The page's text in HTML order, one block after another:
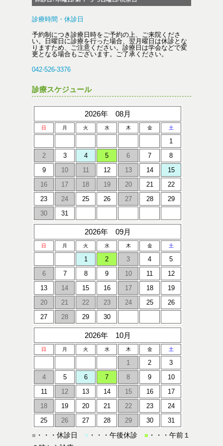
診療時間・休診日
予約制につき診療日時をご予約の上、ご来院くださ
い。日曜日に診療を行った場合、翌月曜日は休診とな
りますため、ご注意ください。診療日は学会などで変
更となる場合もございます。ご了承ください。
042-526-3376
診療スケジュール
2026年 08月
日 月 火 水 木 金 土
1
2
3 4 5 6 7
8
9
10 11 12 13 14
15
16
17 18 19 20 21
22
23
24 25 26 27 28
29
30
31
2026年 09月
日 月 火 水 木 金 土
1 2 3 4
5
6
7 8 9 10 11
12
13
14 15 16 17 18
19
20
21 22 23 24 25
26
27
28 29 30
2026年 10月
日 月 火 水 木 金 土
1 2
3
4
5 6 7 8 9
10
11
12 13 14 15 16
17
18
19 20 21 22 23
24
25
26 27 28 29 30
31
■ ・・・休診日 ■ ・・・午後休診 ■ ・・・午前１